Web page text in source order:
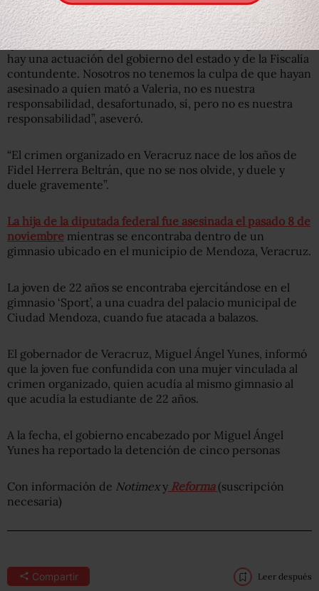
“Nos duele que Carmen Medel haya perdido a Valeria, y
quiero aclarar, hay un delito de fuero federal grave, pero
hay una actuación del gobierno del estado y de la Fiscalía
contundente. Nosotros no tenemos la culpa de que hayan
asesinado a quien mató a Valeria, no es nuestra
responsabilidad, desafortunado, sí, pero no es nuestra
responsabilidad”, aseveró.
“El crimen organizado en Veracruz nace de los años de
Fidel Herrera Beltrán, que no se nos olvide, y duele y
duele gravemente”.
La hija de la diputada federal fue asesinada el pasado 8 de
noviembre mientras se encontraba dentro de un
gimnasio ubicado en el municipio de Mendoza, Veracruz.
La joven de 22 años se encontraba ejercitándose en el
gimnasio ‘Sport’, a una cuadra del palacio municipal de
Ciudad Mendoza, cuando fue atacada a balazos.
El gobernador de Veracruz, Miguel Ángel Yunes, informó
que la joven fue confundida con una mujer vinculada al
crimen organizado, quien acudía al mismo gimnasio al
que acudía la estudiante de 22 años.
A la fecha, el gobierno encabezado por Miguel Ángel
Yunes ha reportado la detención de cinco personas
Con información de Notimexy Reforma (suscripción
necesaria)
Compartir Leer después